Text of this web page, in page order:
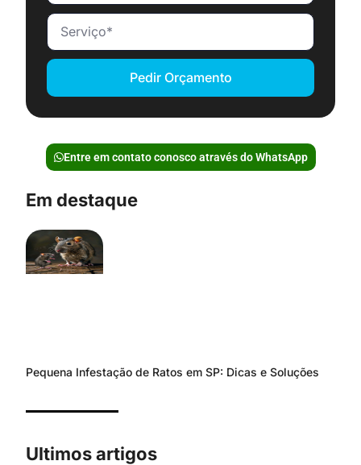
Pedir Orçamento
Entre em contato conosco através do WhatsApp
Em destaque
Pequena Infestação de Ratos em SP: Dicas e Soluções
Ultimos artigos